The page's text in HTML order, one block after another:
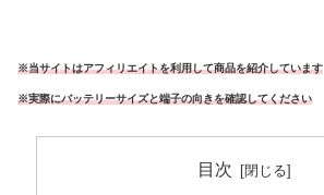
※当サイトはアフィリエイトを利用して商品を紹介しています
※実際にバッテリーサイズと端子の向きを確認してください
目次